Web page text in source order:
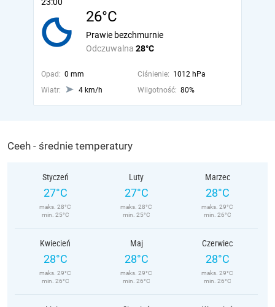
26°C
Odczuwalna 28°C
Prawie bezchmurnie
Opad: 0 mm Ciśnienie: 1012 hPa
Wiatr:
4 km/h Wilgotność: 80%
Ceeh - średnie temperatury
Styczeń
27°C
maks. 28°C
min. 25°C
Luty
27°C
maks. 28°C
min. 25°C
Marzec
28°C
maks. 29°C
min. 26°C
Kwiecień
28°C
maks. 29°C
min. 26°C
Maj
28°C
maks. 29°C
min. 26°C
Czerwiec
28°C
maks. 29°C
min. 26°C